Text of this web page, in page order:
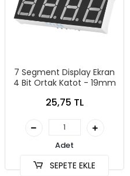
7 Segment Display Ekran
4 Bit Ortak Katot - 19mm
25,75 TL
Adet
SEPETE EKLE